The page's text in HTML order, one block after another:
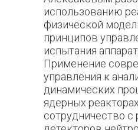
использованию
физической
принципов
испытания
Применение
управления к
динамических
ядерных
сотрудничество с